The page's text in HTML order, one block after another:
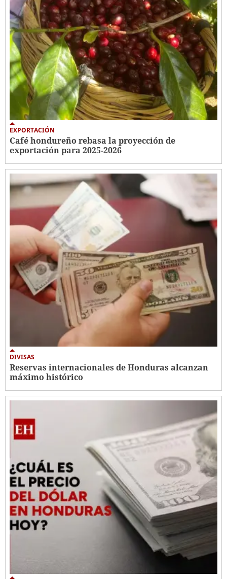
EXPORTACIÓN
Café hondureño rebasa la proyección de
exportación para 2025-2026
DIVISAS
Reservas internacionales de Honduras alcanzan
máximo histórico